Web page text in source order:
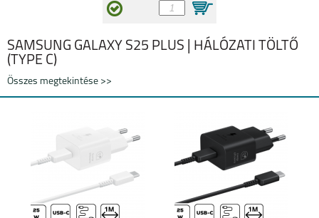
SAMSUNG GALAXY S25 PLUS | HÁLÓZATI TÖLTŐ
(TYPE C)
Összes megtekintése >>